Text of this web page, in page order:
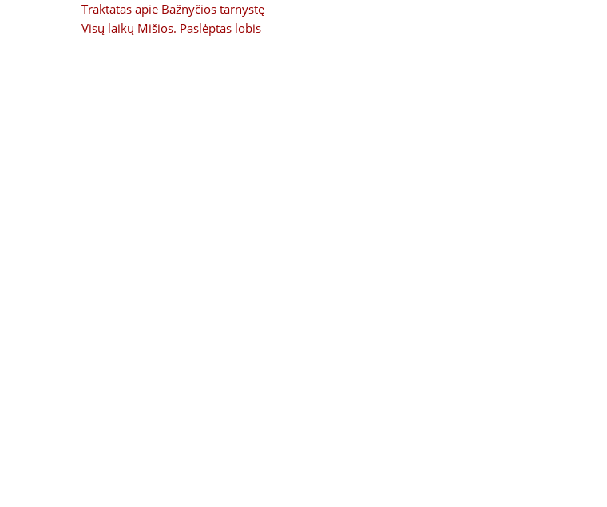
Traktatas apie Bažnyčios tarnystę
Visų laikų Mišios. Paslėptas lobis